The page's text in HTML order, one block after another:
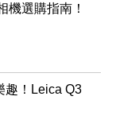
機選購指南！
趣！Leica Q3